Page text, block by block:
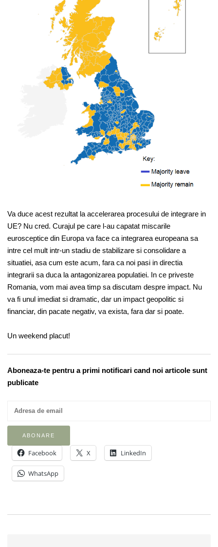
Va duce acest rezultat la accelerarea procesului de integrare in
UE? Nu cred. Curajul pe care l-au capatat miscarile
eurosceptice din Europa va face ca integrarea europeana sa
intre cel mult intr-un stadiu de stabilizare si consolidare a
situatiei, asa cum este acum, fara ca noi pasi in directia
integrarii sa duca la antagonizarea populatiei. In ce priveste
Romania, vom mai avea timp sa discutam despre impact. Nu
va fi unul imediat si dramatic, dar un impact geopolitic si
financiar, din pacate negativ, va exista, fara dar si poate.
Un weekend placut!
Aboneaza-te pentru a primi notificari cand noi articole sunt
publicate
Facebook X LinkedIn
WhatsApp